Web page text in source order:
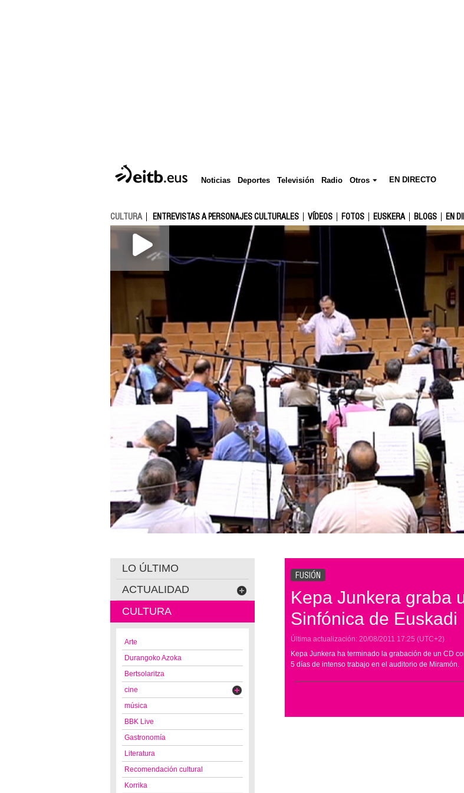
Noticias Deportes Televisión Radio Otros EN DIRECTO
CULTURA ENTREVISTAS A PERSONAJES CULTURALES VÍDEOS FOTOS EUSKERA BLOGS EN
FUSIÓN
Kepa Junkera graba
Sinfónica de Euskadi
Última actualización: 20/08/2011 17:25 (UTC+2)
Kepa Junkera ha terminado la grabación de un CD
5 días de intenso trabajo en el auditorio de Miramón.
LO ÚLTIMO
ACTUALIDAD
CULTURA
Arte
Durangoko Azoka
Bertsolaritza
cine
música
BBK Live
Gastronomía
Literatura
Recomendación cultural
Korrika